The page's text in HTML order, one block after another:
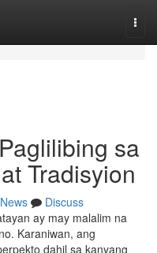
sa
Tradisyion
News
Discuss
ay may malalim na
Karaniwan, ang
dahil sa kanyang